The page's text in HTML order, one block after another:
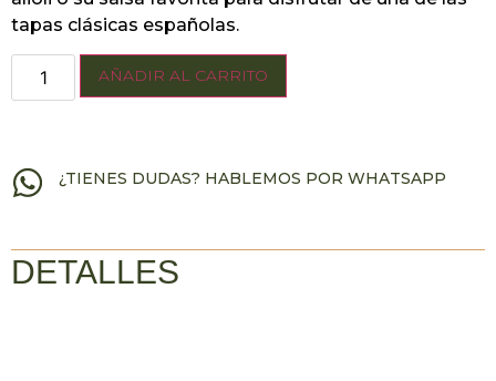
tapas clásicas españolas.
AÑADIR AL CARRITO
¿TIENES DUDAS? HABLEMOS POR WHATSAPP
DETALLES